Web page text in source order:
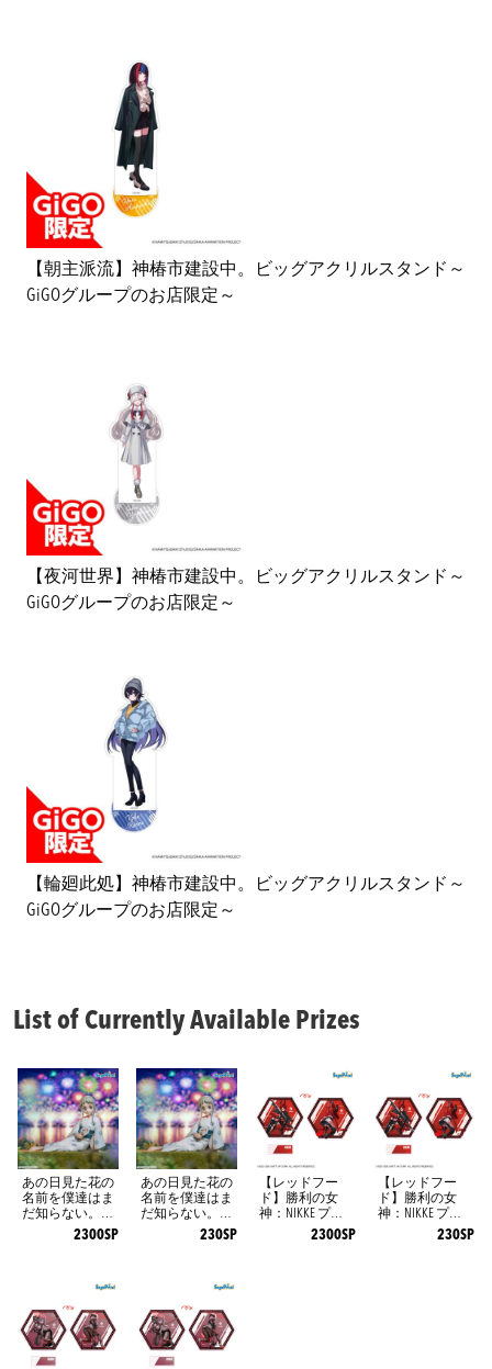
【朝主派流】神椿市建設中。ビッグアクリルスタンド～
GiGOグループのお店限定～
【夜河世界】神椿市建設中。ビッグアクリルスタンド～
GiGOグループのお店限定～
【輪廻此処】神椿市建設中。ビッグアクリルスタンド～
GiGOグループのお店限定～
List of Currently Available Prizes
あの日見た花の
名前を僕達はま
だ知らない。 Yu
memirize ‐本間芽
2300SP
あの日見た花の
名前を僕達はま
だ知らない。 Yu
memirize ‐本間芽
230SP
【レッドフー
ド】勝利の女
神：NIKKE プラ
チナムザッカ両
2300SP
【レッドフー
ド】勝利の女
神：NIKKE プラ
チナムザッカ両
230SP